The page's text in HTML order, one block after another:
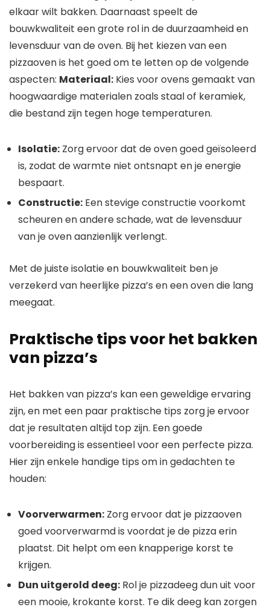
elkaar wilt bakken. Daarnaast speelt de
bouwkwaliteit een grote rol in de duurzaamheid en
levensduur van de oven. Bij het kiezen van een
pizzaoven is het goed om te letten op de volgende
aspecten: Materiaal: Kies voor ovens gemaakt van
hoogwaardige materialen zoals staal of keramiek,
die bestand zijn tegen hoge temperaturen.
Isolatie: Zorg ervoor dat de oven goed geïsoleerd
is, zodat de warmte niet ontsnapt en je energie
bespaart.
Constructie: Een stevige constructie voorkomt
scheuren en andere schade, wat de levensduur
van je oven aanzienlijk verlengt.
Met de juiste isolatie en bouwkwaliteit ben je
verzekerd van heerlijke pizza’s en een oven die lang
meegaat.
Praktische tips voor het bakken
van pizza’s
Het bakken van pizza’s kan een geweldige ervaring
zijn, en met een paar praktische tips zorg je ervoor
dat je resultaten altijd top zijn. Een goede
voorbereiding is essentieel voor een perfecte pizza.
Hier zijn enkele handige tips om in gedachten te
houden:
Voorverwarmen: Zorg ervoor dat je pizzaoven
goed voorverwarmd is voordat je de pizza erin
plaatst. Dit helpt om een knapperige korst te
krijgen.
Dun uitgerold deeg: Rol je pizzadeeg dun uit voor
een mooie, krokante korst. Te dik deeg kan zorgen